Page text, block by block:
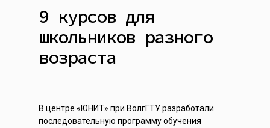
9 курсов для
школьников разного
возраста
В центре «ЮНИТ» при ВолгГТУ разработали
последовательную программу обучения